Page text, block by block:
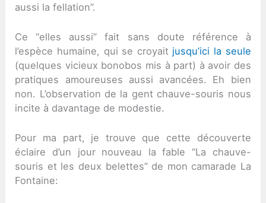
aussi la fellation”.
Ce “elles aussi” fait sans doute référence à
l’espèce humaine, qui se croyait jusqu’ici la seule
(quelques vicieux bonobos mis à part) à avoir des
pratiques amoureuses aussi avancées. Eh bien
non. L’observation de la gent chauve-souris nous
incite à davantage de modestie.
Pour ma part, je trouve que cette découverte
éclaire d’un jour nouveau la fable “La chauve-
souris et les deux belettes” de mon camarade La
Fontaine: